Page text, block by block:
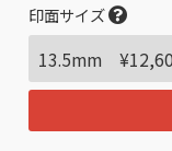
印面サイズ